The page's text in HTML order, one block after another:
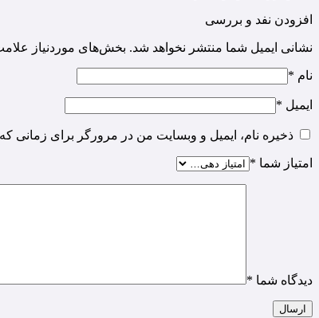
افزودن نفد و بررسی
نشانی ایمیل شما منتشر نخواهد شد. بخش‌های موردنیاز
نام *
ایمیل *
ذخیره نام، ایمیل و وبسایت من در مرورگر برای زمانی
امتیاز شما *
دیدگاه شما *